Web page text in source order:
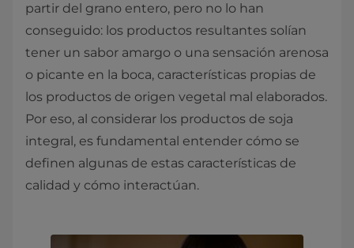
partir del grano entero, pero no lo han
conseguido: los productos resultantes solían
tener un sabor amargo o una sensación arenosa
o picante en la boca, características propias de
los productos de origen vegetal mal elaborados.
Por eso, al considerar los productos de soja
integral, es fundamental entender cómo se
definen algunas de estas características de
calidad y cómo interactúan.